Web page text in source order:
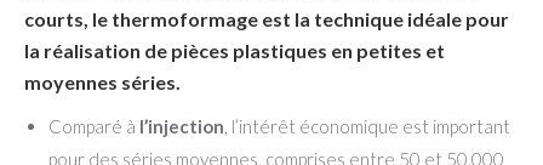
courts, le thermoformage est la technique idéale pour
la réalisation de pièces plastiques en petites et
moyennes séries.
Comparé à l’injection, l’intérêt économique est important
pour des séries moyennes, comprises entre 50 et 50.000